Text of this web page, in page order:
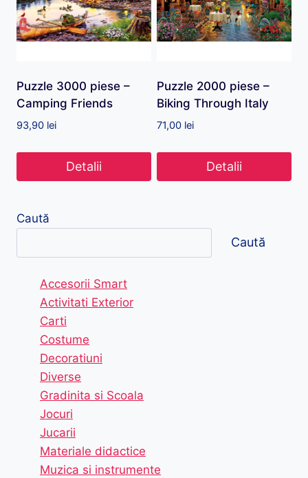
Puzzle 3000 piese –
Camping Friends
93,90 lei
Detalii
Puzzle 2000 piese –
Biking Through Italy
71,00 lei
Detalii
Caută
Caută
Accesorii Smart
Activitati Exterior
Carti
Costume
Decoratiuni
Diverse
Gradinita si Scoala
Jocuri
Jucarii
Materiale didactice
Muzica si instrumente